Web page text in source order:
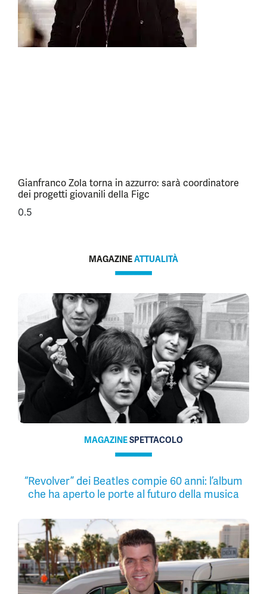
Gianfranco Zola torna in azzurro: sarà coordinatore
dei progetti giovanili della Figc
MAGAZINEATTUALITÀ
MAGAZINESPETTACOLO
“Revolver” dei Beatles compie 60 anni: l’album
che ha aperto le porte al futuro della musica